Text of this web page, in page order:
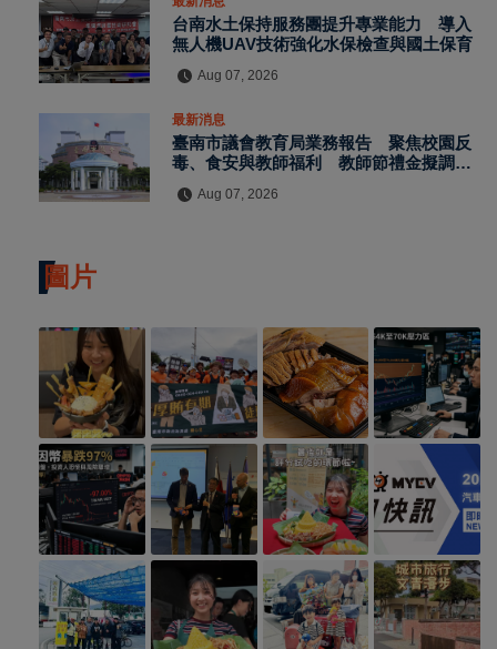
台南水土保持服務團提升專業能力 導入
無人機UAV技術強化水保檢查與國土保育
Aug 07, 2026
最新消息
臺南市議會教育局業務報告 聚焦校園反
毒、食安與教師福利 教師節禮金擬調升
Aug 07, 2026
圖片